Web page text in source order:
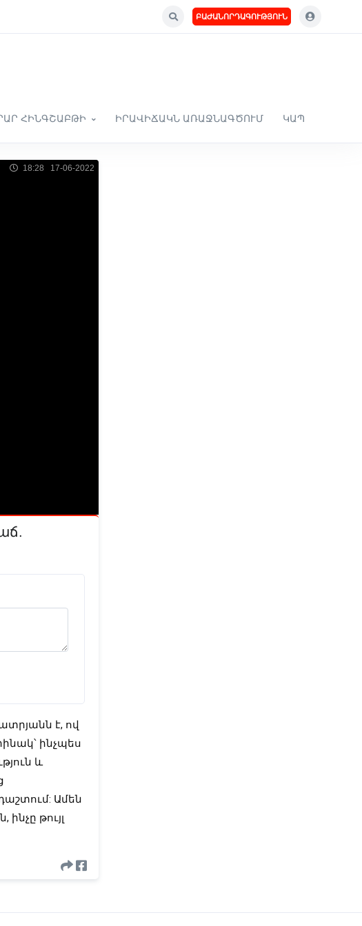
ԲԱԺԱՆՈՐԴԱԳՈՒԹՅՈՒՆ
ՀԻՆԳՇԱԲԹԻ ԻՐԱՎԻՃԱԿՆ ԱՌԱՋՆԱԳԾՈՒՄ ԿԱՊ
18:28 17-06-2022
է, ով
ինչպես
և
Ամեն
թույլ